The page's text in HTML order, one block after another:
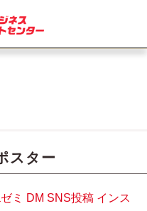
スター
ミ DM SNS投稿 インス